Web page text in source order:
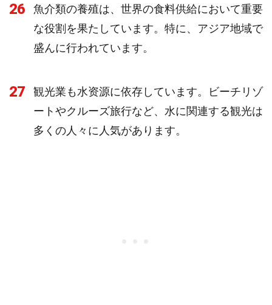
26
魚介類の養殖は、世界の食料供給において重要
な役割を果たしています。特に、アジア地域で
盛んに行われています。
27
観光業も水资源に依存しています。ビーチリゾ
ートやクルーズ旅行など、水に関連する観光は
多くの人々に人気があります。